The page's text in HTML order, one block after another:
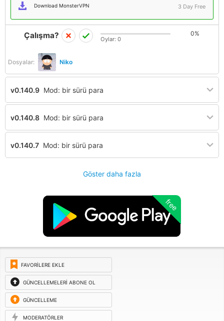
Download MonsterVPN 3 Day Free
Dosyalar: Niko
Çalışma? 0%
Oylar: 0
v0.140.9 Mod: bir sürü para
v0.140.8 Mod: bir sürü para
v0.140.7 Mod: bir sürü para
Göster daha fazla
free
FAVORILERE EKLE
GÜNCELLEMELERI ABONE OL
GÜNCELLEME
ISTEĞI
MODERATÖRLER